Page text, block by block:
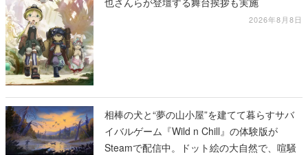
2026年8月8日
相棒の犬と“夢の山小屋”を建てて暮らすサバ
イバルゲーム『Wild n Chill』の体験版が
Steamで配信中。ドット絵の大自然で、喧騒